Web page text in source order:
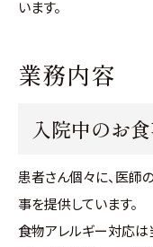
います。
業務内容
入院中のお
患者さん個々に、医師
事を提供しています。
食物アレルギー対応